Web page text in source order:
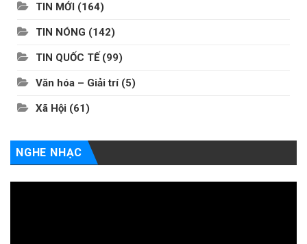
TIN MỚI (164)
TIN NÓNG (142)
TIN QUỐC TẾ (99)
Văn hóa – Giải trí(5)
Xã Hội (61)
NGHE NHẠC